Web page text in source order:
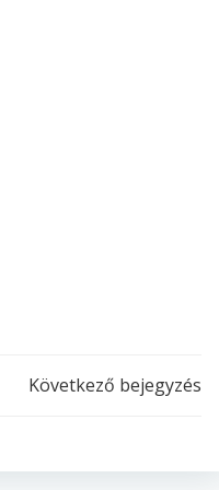
Következő bejegyzés